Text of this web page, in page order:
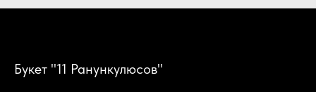
Букет "11 Ранункулюсов"